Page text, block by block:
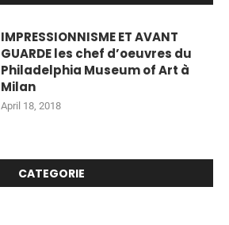
IMPRESSIONNISME ET AVANT
GUARDE les chef d’oeuvres du
Philadelphia Museum of Art à
Milan
April 18, 2018
CATEGORIE